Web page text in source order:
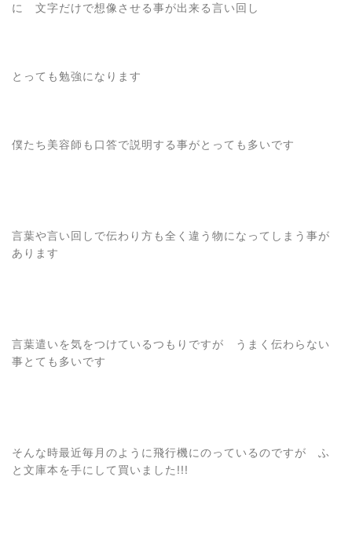
に 文字だけで想像させる事が出来る言い回し
とっても勉強になります
僕たち美容師も口答で説明する事がとっても多いです
言葉や言い回しで伝わり方も全く違う物になってしまう事が
あります
言葉遣いを気をつけているつもりですが うまく伝わらない
事とても多いです
そんな時最近毎月のように飛行機にのっているのですが ふ
と文庫本を手にして買いました!!!